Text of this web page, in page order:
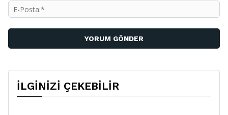
İLGİNİZİ ÇEKEBİLİR